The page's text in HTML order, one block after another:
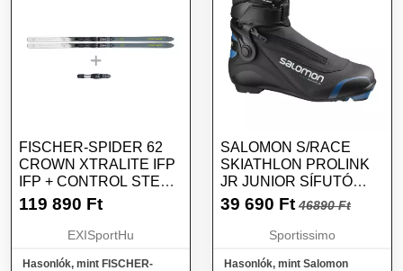
FISCHER-SPIDER 62
CROWN XTRALITE IFP
IFP + CONTROL STEP -
IN IFP SZÜRKE 189 CM
119 890 Ft
EXISportHu
Hasonlók, mint FISCHER-
SALOMON S/RACE
SKIATHLON PROLINK
JR JUNIOR SÍFUTÓ
CIPŐ, FEKETE, MÉRET
39 690 Ft 46890 Ft
Sportissimo
Hasonlók, mint Salomon